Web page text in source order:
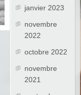
janvier 2023
novembre
2022
octobre 2022
novembre
2021